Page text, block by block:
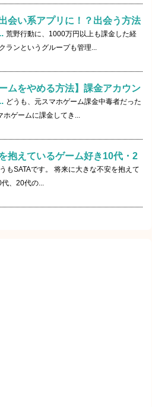
会い系アプリに！？出会う方法
荒野行動に、1000万円以上も課金した経
ランというグループも管理...
ムをやめる方法】課金アカウン
どうも、元スマホゲーム課金中毒者だった
ホゲームに課金してき...
抱えているゲーム好き10代・2
もSATAです。 将来に大きな不安を抱えて
、20代の...